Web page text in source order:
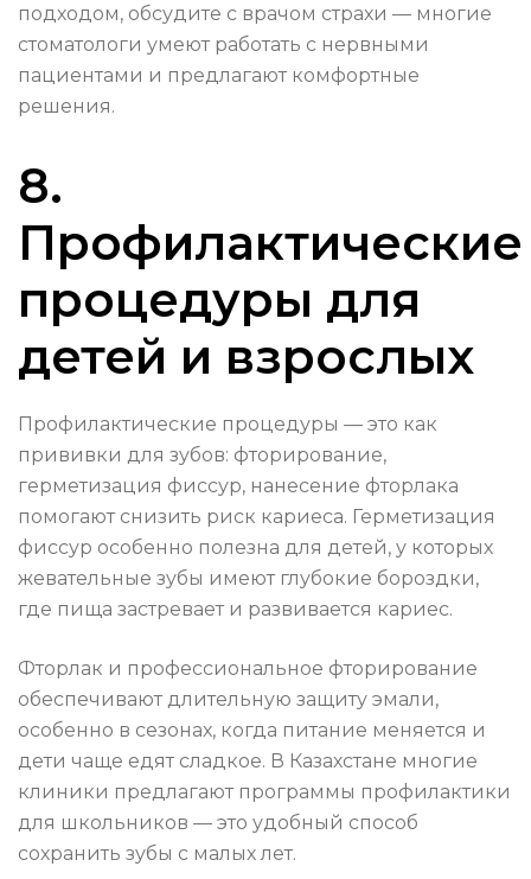
подходом, обсудите с врачом страхи — многие
стоматологи умеют работать с нервными
пациентами и предлагают комфортные
решения.
8.
Профилактические
процедуры для
детей и взрослых
Профилактические процедуры — это как
прививки для зубов: фторирование,
герметизация фиссур, нанесение фторлака
помогают снизить риск кариеса. Герметизация
фиссур особенно полезна для детей, у которых
жевательные зубы имеют глубокие бороздки,
где пища застревает и развивается кариес.
Фторлак и профессиональное фторирование
обеспечивают длительную защиту эмали,
особенно в сезонах, когда питание меняется и
дети чаще едят сладкое. В Казахстане многие
клиники предлагают программы профилактики
для школьников — это удобный способ
сохранить зубы с малых лет.